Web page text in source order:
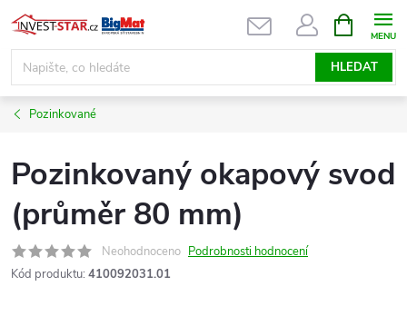
Přejít
na
obsah
HLEDAT
NÁKUPNÍ
KOŠÍK
Pozinkované
Pozinkovaný okapový svod
(průměr 80 mm)
Neohodnoceno Podrobnosti hodnocení
Kód produktu: 410092031.01